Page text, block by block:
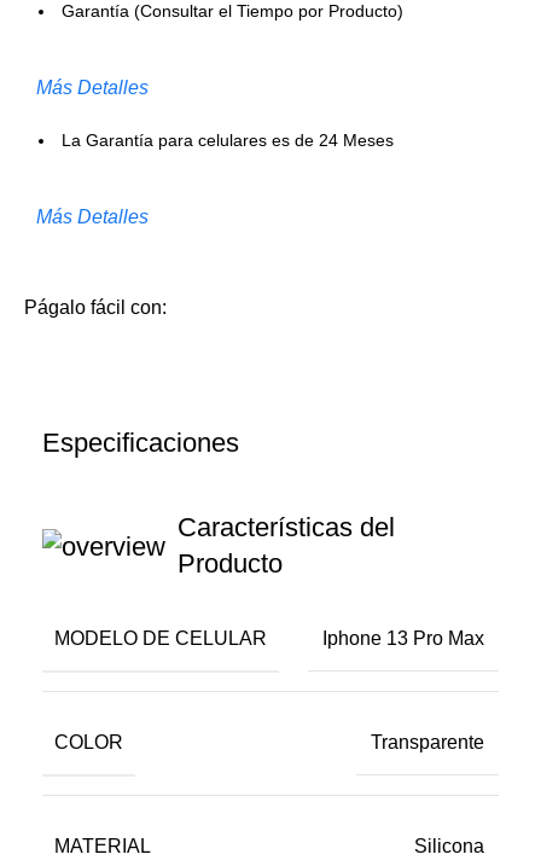
Garantía (Consultar el Tiempo por Producto)
Más Detalles
La Garantía para celulares es de 24 Meses
Más Detalles
Págalo fácil con:
Especificaciones
Características del
Producto
MODELO DE CELULAR Iphone 13 Pro Max
COLOR Transparente
MATERIAL Silicona